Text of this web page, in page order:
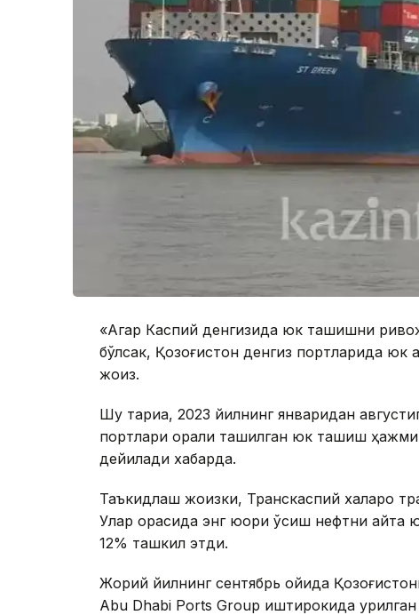
«Агар Каспий денгизида юк ташишни
бўлсак, Қозоғистон денгиз портларида
жоиз.
Шу тариқа, 2023 йилнинг январидан
портлари орқали ташилган юк ташиш
дейилади хабарда.
Таъкидлаш жоизки, Транскаспий халқаро
Улар орасида энг юқори ўсиш нефтни
12% ташкил этди.
Жорий йилнинг сентябрь ойида
Abu Dhabi Ports Group иштирокида